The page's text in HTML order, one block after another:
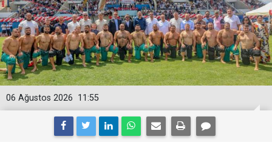
11:55
06 Ağustos 2026